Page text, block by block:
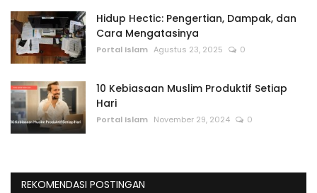
Hidup Hectic: Pengertian, Dampak, dan
Cara Mengatasinya
Portal Islam Agustus 23, 2025 0
10 Kebiasaan Muslim Produktif Setiap
Hari
Portal Islam November 29, 2024 0
REKOMENDASI POSTINGAN